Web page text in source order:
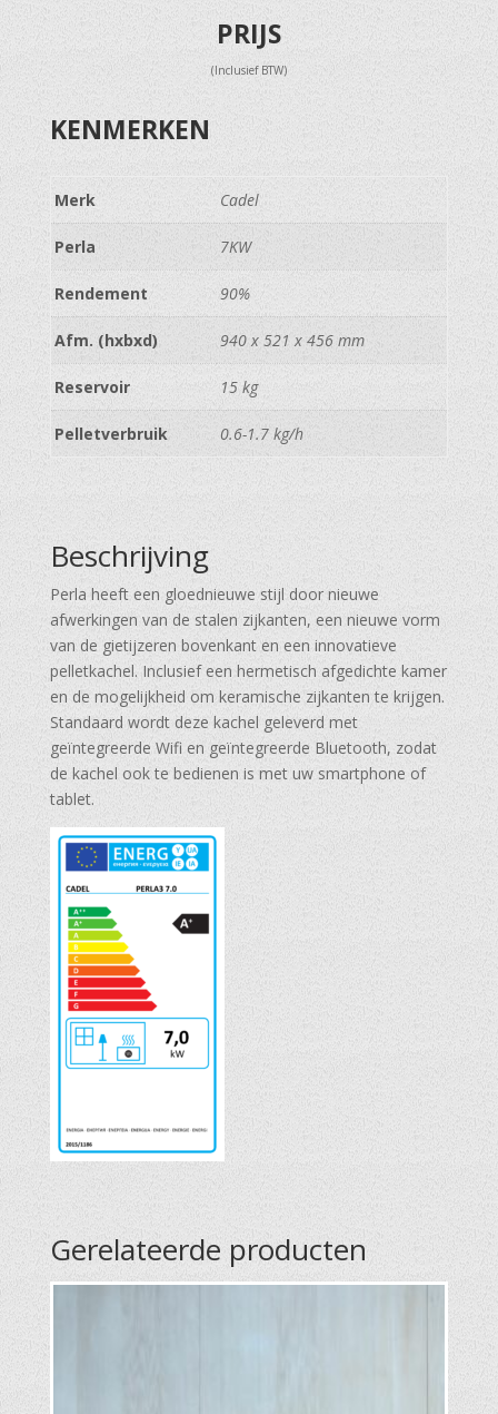
PRIJS
(Inclusief BTW)
KENMERKEN
Merk Cadel
Perla 7KW
Rendement 90%
Afm. (hxbxd) 940 x 521 x 456 mm
Reservoir 15 kg
Pelletverbruik 0.6-1.7 kg/h
Beschrijving
Perla heeft een gloednieuwe stijl door nieuwe
afwerkingen van de stalen zijkanten, een nieuwe vorm
van de gietijzeren bovenkant en een innovatieve
pelletkachel. Inclusief een hermetisch afgedichte kamer
en de mogelijkheid om keramische zijkanten te krijgen.
Standaard wordt deze kachel geleverd met
geïntegreerde Wifi en geïntegreerde Bluetooth, zodat
de kachel ook te bedienen is met uw smartphone of
tablet.
Gerelateerde producten